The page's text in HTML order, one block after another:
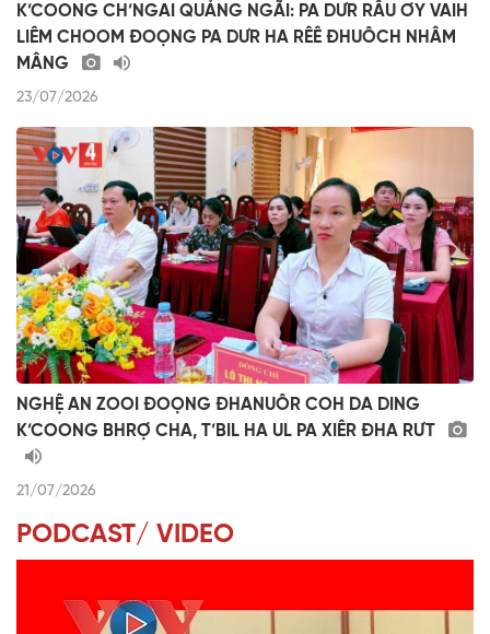
K’COONG CH’NGAI QUẢNG NGÃI: PA DƯR RÂU ƠY VAIH
LIÊM CHOOM ĐOỌNG PA DƯR HA RÊÊ ĐHUÔCH NHÂM
MÂNG
23/07/2026
NGHỆ AN ZOOI ĐOỌNG ĐHANUÔR COH DA DING
K’COONG BHRỢ CHA, T’BIL HA UL PA XIÊR ĐHA RƯT
21/07/2026
PODCAST/ VIDEO